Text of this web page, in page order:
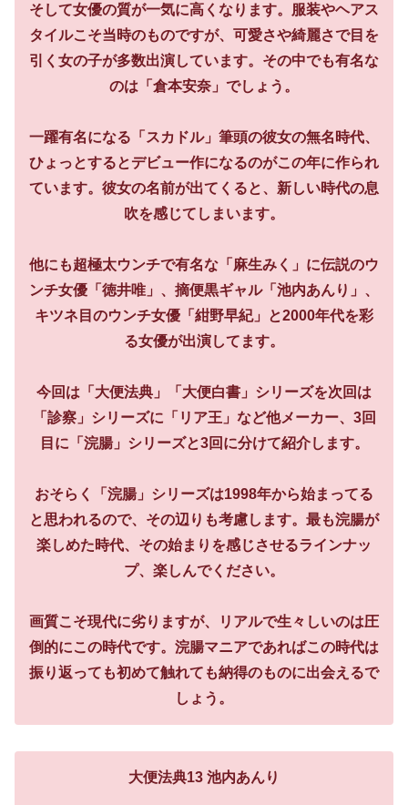
そして女優の質が一気に高くなります。服装やヘアス
タイルこそ当時のものですが、可愛さや綺麗さで目を
引く女の子が多数出演しています。その中でも有名な
のは「倉本安奈」でしょう。
一躍有名になる「スカドル」筆頭の彼女の無名時代、
ひょっとするとデビュー作になるのがこの年に作られ
ています。彼女の名前が出てくると、新しい時代の息
吹を感じてしまいます。
他にも超極太ウンチで有名な「麻生みく」に伝説のウ
ンチ女優「徳井唯」、摘便黒ギャル「池内あんり」、
キツネ目のウンチ女優「紺野早紀」と2000年代を彩
る女優が出演してます。
今回は「大便法典」「大便白書」シリーズを次回は
「診察」シリーズに「リア王」など他メーカー、3回
目に「浣腸」シリーズと3回に分けて紹介します。
おそらく「浣腸」シリーズは1998年から始まってる
と思われるので、その辺りも考慮します。最も浣腸が
楽しめた時代、その始まりを感じさせるラインナッ
プ、楽しんでください。
画質こそ現代に劣りますが、リアルで生々しいのは圧
倒的にこの時代です。浣腸マニアであればこの時代は
振り返っても初めて触れても納得のものに出会えるで
しょう。
大便法典13 池内あんり